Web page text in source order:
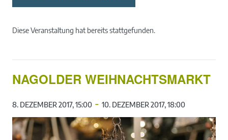
Diese Veranstaltung hat bereits stattgefunden.
NAGOLDER WEIHNACHTSMARKT
8. DEZEMBER 2017, 15:00 - 10. DEZEMBER 2017, 18:00